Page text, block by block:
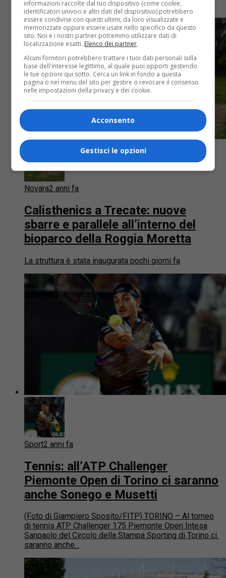
FISU World University Games
Novara2 anni fa
Calisthenics a Trecate: nuove
sbarre e parallele all’interno del
bioparco della Roggia Moretta
La struttura è stata inaugurata pochi giorni fa
Sport2 anni fa
Tennis: all’ATP Challenger
Piemonte Open di Torino ci saranno
anche Sonego e Musetti
(Foto di Giampiero Sposito/FITP) TORINO – Al torneo
di tennis ATP Challenger 175 Piemonte Open Intesa
Sanpaolo del Circolo della Stampa Sporting di Torino ci
saranno anche...
informazioni raccolte dal tuo dispositivo (come cookie,
identificatori univoci e altri dati del dispositivo) potrebbero
essere condivise con questi ultimi, da loro visualizzate e
memorizzate oppure essere usate nello specifico da questo
sito. Noi e i nostri partner potremmo utilizzare dati di
localizzazione esatti. Elenco dei partner.
Alcuni fornitori potrebbero trattare i tuoi dati personali sulla
base dell'interesse legittimo, al quale puoi opporti gestendo
le tue opzioni qui sotto. Cerca un link in fondo a questa
pagina o nel menu del sito per gestire o revocare il consenso
nelle impostazioni della privacy e dei cookie.
Acconsento
Gestisci le opzioni